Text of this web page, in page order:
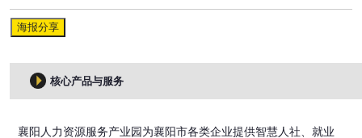
海报分享
核心产品与服务
襄阳人力资源服务产业园为襄阳市各类企业提供智慧人社、就业